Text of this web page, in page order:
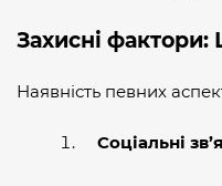
Захисні
Наявність певних
Соціальні